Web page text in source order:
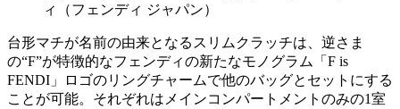
ィ（フェンディ ジャパン）
台形マチが名前の由来となるスリムクラッチは、逆さま
の“F”が特徴的なフェンディの新たなモノグラム「F is
FENDI」ロゴのリングチャームで他のバッグとセットにする
ことが可能。それぞれはメインコンパートメントのみの1室